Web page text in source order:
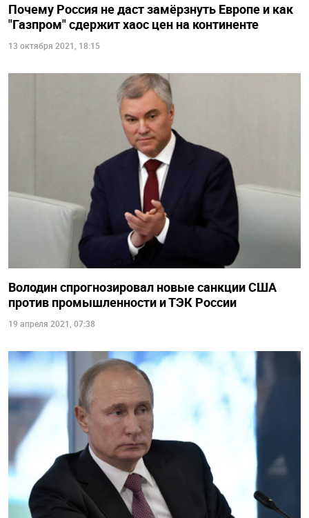
Почему Россия не даст замёрзнуть Европе и как
"Газпром" сдержит хаос цен на континенте
13 октября 2021, 18:15
Володин спрогнозировал новые санкции США
против промышленности и ТЭК России
19 апреля 2021, 07:38